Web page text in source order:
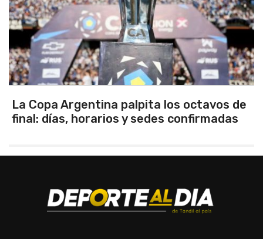
La Copa Argentina palpita los octavos de
final: días, horarios y sedes confirmadas